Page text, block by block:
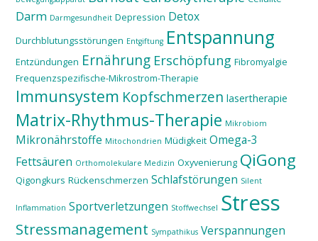
Darm Darmgesundheit Depression Detox
Durchblutungsstörungen Entgiftung Entspannung
Entzündungen Ernährung Erschöpfung Fibromyalgie
Frequenzspezifische-Mikrostrom-Therapie
Immunsystem Kopfschmerzen lasertherapie
Matrix-Rhythmus-Therapie Mikrobiom
Mikronährstoffe Mitochondrien Müdigkeit Omega-3
Fettsäuren Orthomolekulare Medizin Oxyvenierung QiGong
Qigongkurs Rückenschmerzen Schlafstörungen Silent
Inflammation Sportverletzungen Stoffwechsel Stress
Stressmanagement Sympathikus Verspannungen